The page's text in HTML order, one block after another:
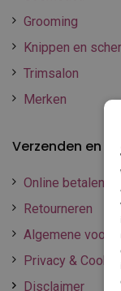
Grooming
Knippen en
Trimsalon
Merken
Verzenden en
Online betalen
Retourneren
Algemene
Privacy &
Disclaimer